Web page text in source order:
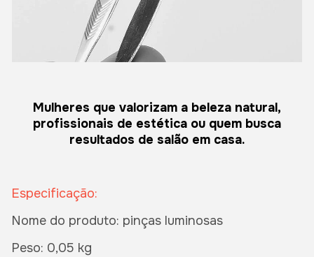
Mulheres que valorizam a beleza natural,
profissionais de estética ou quem busca
resultados de salão em casa.
Especificação:
Nome do produto: pinças luminosas
Peso: 0,05 kg